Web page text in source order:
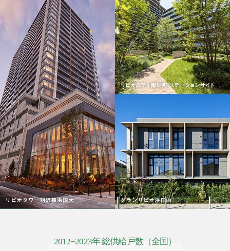
2012−2023年 総供給戸数（全国）